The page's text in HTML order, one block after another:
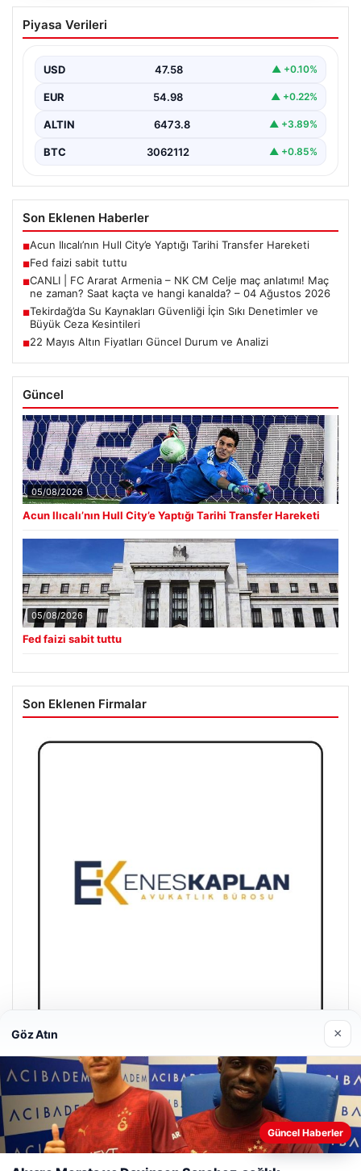
Fed faizi sabit tuttu
{“title”: “ABD Merkez Bankası Faiz Oranını Sabit Tutmaya
Piyasa Verileri
USD 47.58 ▲ +0.10%
EUR 54.98 ▲ +0.22%
ALTIN 6473.8 ▲ +3.89%
BTC 3062112 ▲ +0.85%
Son Eklenen Haberler
■Acun Ilıcalı’nın Hull City’e Yaptığı Tarihi Transfer Hareketi
■Fed faizi sabit tuttu
■CANLI | FC Ararat Armenia – NK CM Celje maç anlatımı! Maç
ne zaman? Saat kaçta ve hangi kanalda? – 04 Ağustos 2026
■Tekirdağ’da Su Kaynakları Güvenliği İçin Sıkı Denetimler ve
Büyük Ceza Kesintileri
■22 Mayıs Altın Fiyatları Güncel Durum ve Analizi
Güncel
05/08/2026
Acun Ilıcalı’nın Hull City’e Yaptığı Tarihi Transfer Hareketi
05/08/2026
Fed faizi sabit tuttu
Son Eklenen Firmalar
Enes Kaplan Avukatlık Bürosu
28/04/2026
Web sitemizi nasıl kullandığınızı daha iyi anlayabilmek,
Göz Atın ×
Güncel Haberler